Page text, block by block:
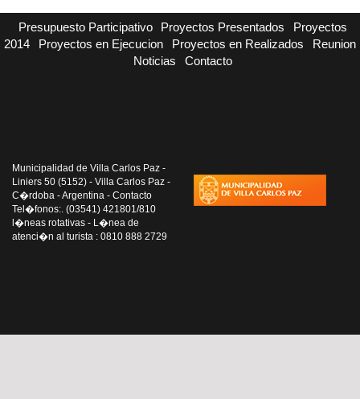
Presupuesto Participativo Proyectos Presentados
Proyectos
2014
Proyectos en Ejecucion Proyectos en Realizados
Reunion
Noticias
Contacto
Municipalidad de Villa Carlos Paz -
Liniers 50 (5152) - Villa Carlos Paz -
C�rdoba - Argentina - Contacto
Tel�fonos:. (03541) 421801/810
l�neas rotativas - L�nea de
atenci�n al turista : 0810 888 2729